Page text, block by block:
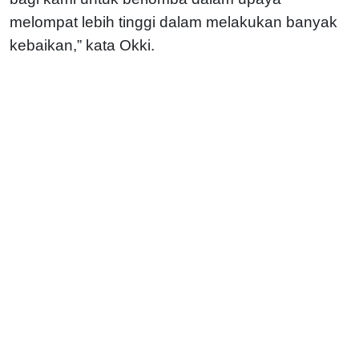
melompat lebih tinggi dalam melakukan banyak
kebaikan,” kata Okki.